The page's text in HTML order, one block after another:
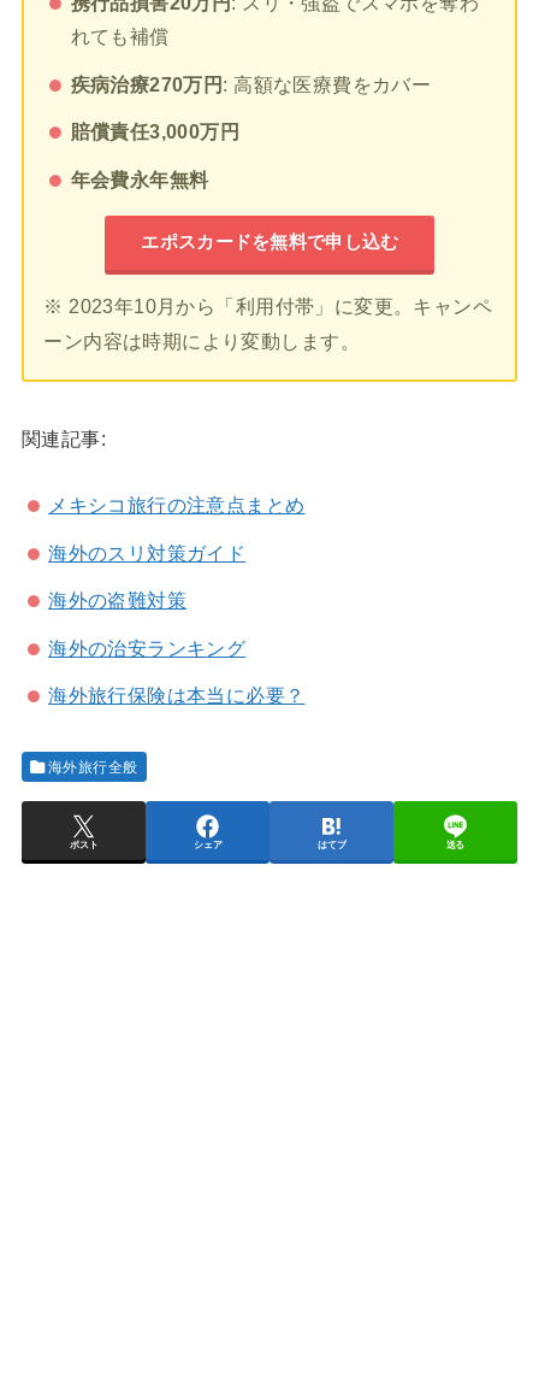
れても補償
疾病治療270万円 : 高額な医療費をカバー
賠償責任3,000万円
年会費永年無料
エポスカードを無料で申し込む
※ 2023年10月から「利用付帯」に変更。キャンペ
ーン内容は時期により変動します。
関連記事:
メキシコ旅行の注意点まとめ
海外のスリ対策ガイド
海外の盗難対策
海外の治安ランキング
海外旅行保険は本当に必要？
海外旅行全般
ポスト シェア はてブ 送る